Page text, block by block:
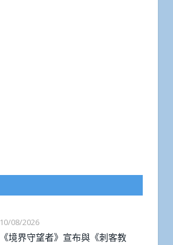
10/08/2026
《境界守望者》宣布與《刺客教